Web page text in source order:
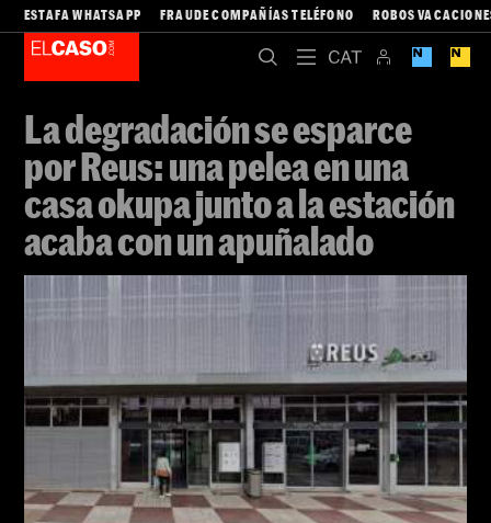
ESTAFA WHATSAPP FRAUDE COMPAÑÍAS TELÉFONO ROBOS
La degradación se esparce
por Reus: una pelea en una
casa okupa junto a la estación
acaba con un apuñalado